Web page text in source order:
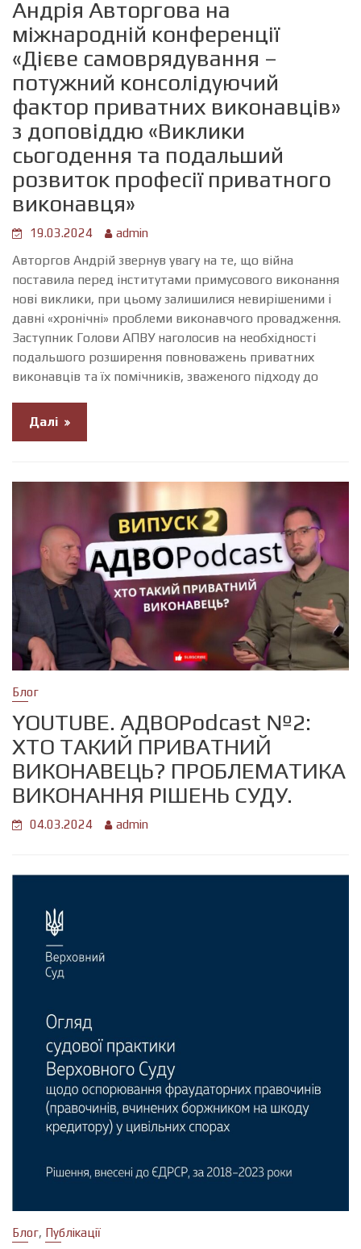
Андрія Авторгова на
міжнародній конференції
«Дієве самоврядування –
потужний консолідуючий
фактор приватних виконавців»
з доповіддю «Виклики
сьогодення та подальший
розвиток професії приватного
виконавця»
19.03.2024 admin
Авторгов Андрій звернув увагу на те, що війна
поставила перед інститутами примусового виконання
нові виклики, при цьому залишилися невирішеними і
давні «хронічні» проблеми виконавчого провадження.
Заступник Голови АПВУ наголосив на необхідності
подальшого розширення повноважень приватних
виконавців та їх помічників, зваженого підходу до
Далі
Блог
YOUTUBE. АДВОPodcast №2:
ХТО ТАКИЙ ПРИВАТНИЙ
ВИКОНАВЕЦЬ? ПРОБЛЕМАТИКА
ВИКОНАННЯ РІШЕНЬ СУДУ.
04.03.2024 admin
Блог, Публікації